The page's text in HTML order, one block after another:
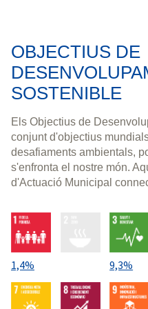
OBJECTIUS DE
SOSTENIBLE
Els Objectius de
conjunt d'objectius
desafiaments ambientals,
s'enfronta el nostre món.
d'Actuació Municipal
1,4% 9,3%